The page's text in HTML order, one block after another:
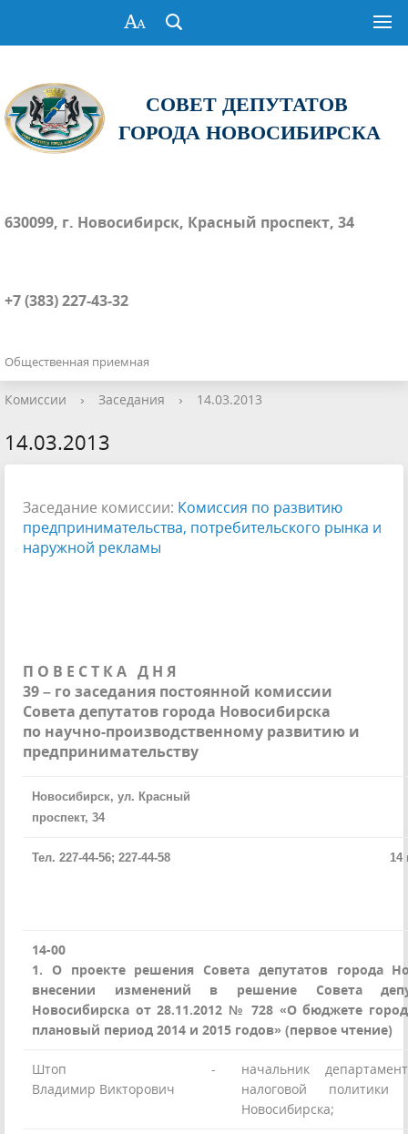
СОВЕТ ДЕПУТАТОВ
ГОРОДА НОВОСИБИРСКА
630099, г. Новосибирск, Красный проспект, 34
+7 (383) 227-43-32
Общественная приемная
Комиссии › Заседания › 14.03.2013
14.03.2013
Заседание комиссии: Комиссия по развитию
предпринимательства, потребительского рынка и
наружной рекламы
П О В Е С Т К А Д Н Я
39 – го заседания постоянной комиссии
Совета депутатов города Новосибирска
по научно-производственному развитию и
предпринимательству
Новосибирск, ул. Красный
проспект, 34
Тел. 227-44-56; 227-44-58 14 марта
14-00
1. О проекте решения Совета депутатов города
внесении изменений в решение Совета
Новосибирска от 28.11.2012 № 728 «О бюджете
плановый период 2014 и 2015 годов» (первое чтение)
Штоп
Владимир Викторович
-
начальник
налоговой
Новосибирска;